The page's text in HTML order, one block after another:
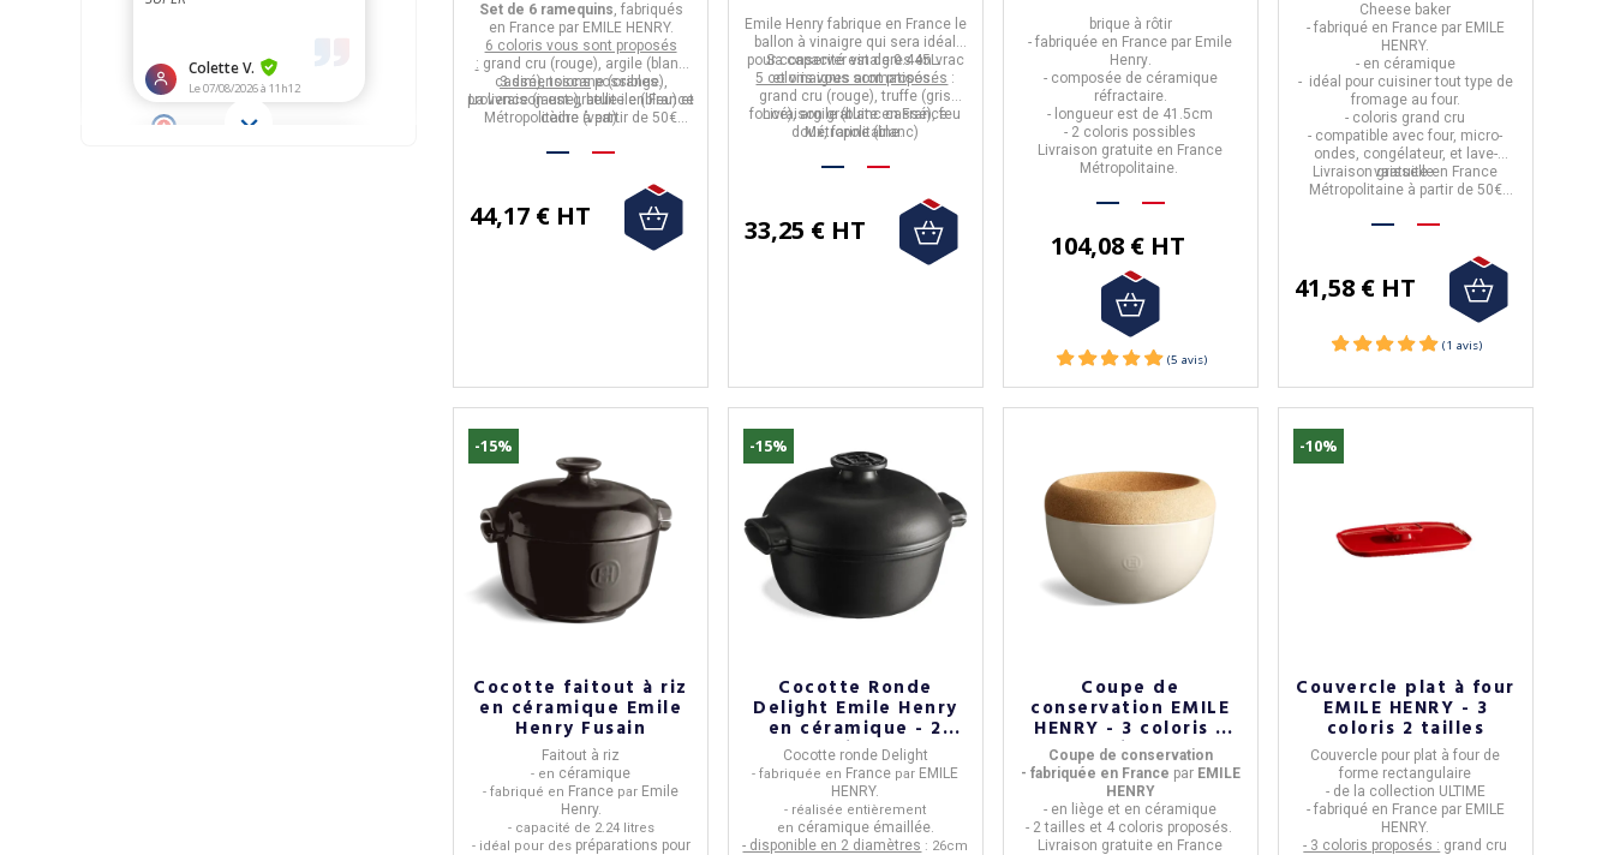
Set de 6 ramequins, fabriqués
en France par EMILE HENRY.
6 coloris vous sont proposés
: grand cru (rouge), argile (blanc
cassé), toscane (orange),
provence (jaune), belle-ile (bleu) et
cèdre (vert).
3 dimensionspossibles.
La livraison est gratuite en France
Métropolitaine à partir de 50€
44,17 € HT
Emile Henryfabrique en Francele
ballon à vinaigre qui sera idéal
pour conserver vinaigres en vrac
et vinaigres aromatisés.
Sa capacité est de0.445L.
5 coloris vous sont proposés :
grand cru (rouge), truffe (gris
foncé), argile (blanc cassé), feu
doux, farine (blanc)
Livraison gratuite en France
Métropolitaine.
33,25 € HT
brique à rôtir
- fabriquée en France par Emile
Henry.
- composée de céramique
réfractaire.
- longueur est de 41.5cm
- 2 coloris possibles
Livraison gratuite en France
Métropolitaine.
104,08 € HT
Cheese baker
- fabriqué en FranceparEMILE
HENRY.
- en céramique
- idéal pour cuisiner tout type de
fromage au four.
- coloris grand cru
- compatible avec four, micro-
ondes, congélateur, et lave-
vaisselle.
Livraisongratuiteen France
Métropolitaine à partir de 50€
41,58 € HT
-15%
Cocotte faitout à riz
en céramique Emile
Henry Fusain
Faitout à riz
- en céramique
- fabriqué en France par Emile
Henry.
- capacité de 2.24 litres
- idéal pour des préparations pour
-15%
Cocotte Ronde
Delight Emile Henry
en céramique - 2
tailles
Cocotte ronde Delight
- fabriquée en France par EMILE
HENRY.
- réalisée entièrement
en céramique émaillée.
- disponible en 2 diamètres : 26cm
Coupe de
conservation EMILE
HENRY - 3 coloris 2
tailles
Coupe de conservation
- fabriquée en France parEMILE
HENRY
- en liège et en céramique
- 2 tailles et 4 coloris proposés.
Livraison gratuite en France
-10%
Couvercle plat à four
EMILE HENRY - 3
coloris 2 tailles
Couvercle pour plat à four de
forme rectangulaire
- de la collection ULTIME
- fabriqué en France par EMILE
HENRY.
- 3 coloris proposés : grand cru